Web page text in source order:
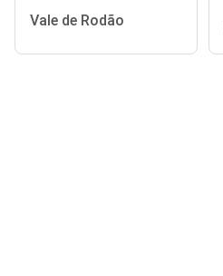
Vale de Rodão